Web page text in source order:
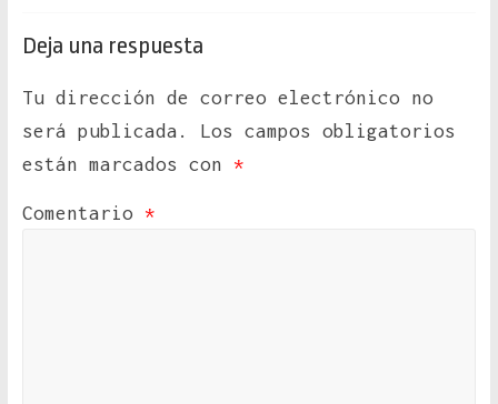
Deja una respuesta
Tu dirección de correo electrónico no
será publicada.
Los campos obligatorios
están marcados con *
Comentario *